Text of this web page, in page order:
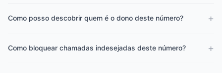
Como posso descobrir quem é o dono deste número? +
Como bloquear chamadas indesejadas deste número? +